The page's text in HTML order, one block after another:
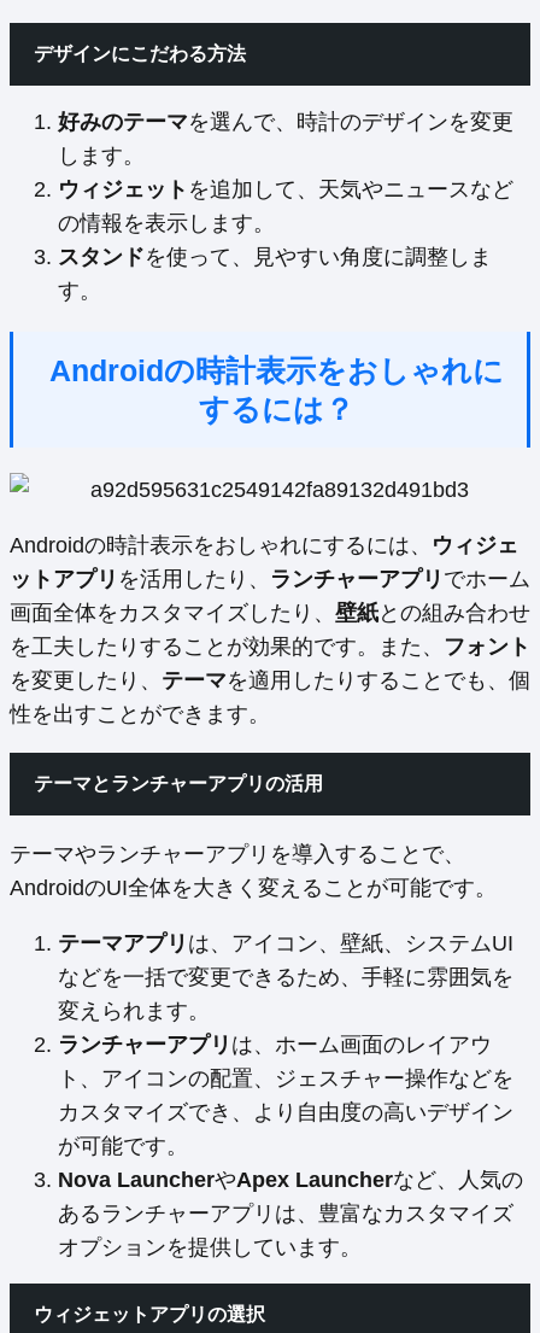
デザインにこだわる方法
好みのテーマを選んで、時計のデザインを変更
します。
ウィジェット を追加して、天気やニュースなど
の情報を表示します。
スタンドを使って、見やすい角度に調整しま
す。
Androidの時計表示をおしゃれに
するには？
Androidの時計表示をおしゃれにするには、 ウィジェ
ットアプリ を活用したり、 ランチャーアプリ でホーム
画面全体をカスタマイズしたり、 壁紙との組み合わせ
を工夫したりすることが効果的です。また、 フォント
を変更したり、 テーマを適用したりすることでも、個
性を出すことができます。
テーマとランチャーアプリの活用
テーマやランチャーアプリを導入することで、
AndroidのUI全体を大きく変えることが可能です。
テーマアプリ は、アイコン、壁紙、システムUI
などを一括で変更できるため、手軽に雰囲気を
変えられます。
ランチャーアプリ は、ホーム画面のレイアウ
ト、アイコンの配置、ジェスチャー操作などを
カスタマイズでき、より自由度の高いデザイン
が可能です。
Nova LauncherやApex Launcherなど、人気の
あるランチャーアプリは、豊富なカスタマイズ
オプションを提供しています。
ウィジェットアプリの選択